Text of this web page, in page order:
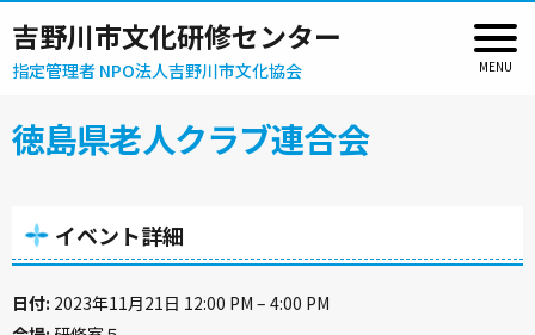
吉野川市文化研修センター
指定管理者 NPO法人吉野川市文化協会
徳島県老人クラブ連合会
イベント詳細
日付: 2023年11月21日 12:00 PM – 4:00 PM